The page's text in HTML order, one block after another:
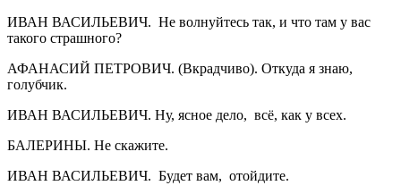
ИВАН ВАСИЛЬЕВИЧ. Не волнуйтесь так, и что там у вас
такого страшного?
АФАНАСИЙ ПЕТРОВИЧ. (Вкрадчиво). Откуда я знаю,
голубчик.
ИВАН ВАСИЛЬЕВИЧ. Ну, ясное дело, всё, как у всех.
БАЛЕРИНЫ. Не скажите.
ИВАН ВАСИЛЬЕВИЧ. Будет вам, отойдите.